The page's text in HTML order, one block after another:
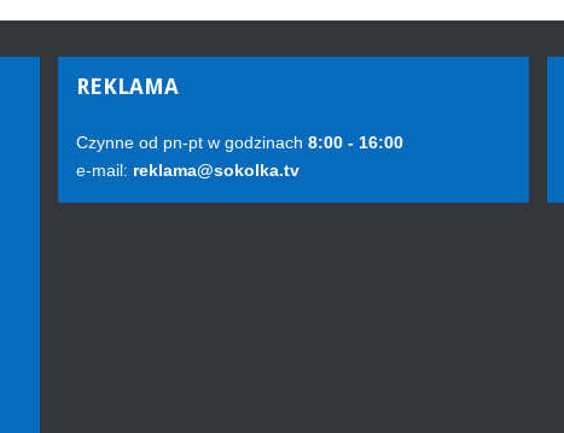
REKLAMA
Czynne od pn-pt w godzinach 8:00 - 16:00
e-mail: reklama@sokolka.tv